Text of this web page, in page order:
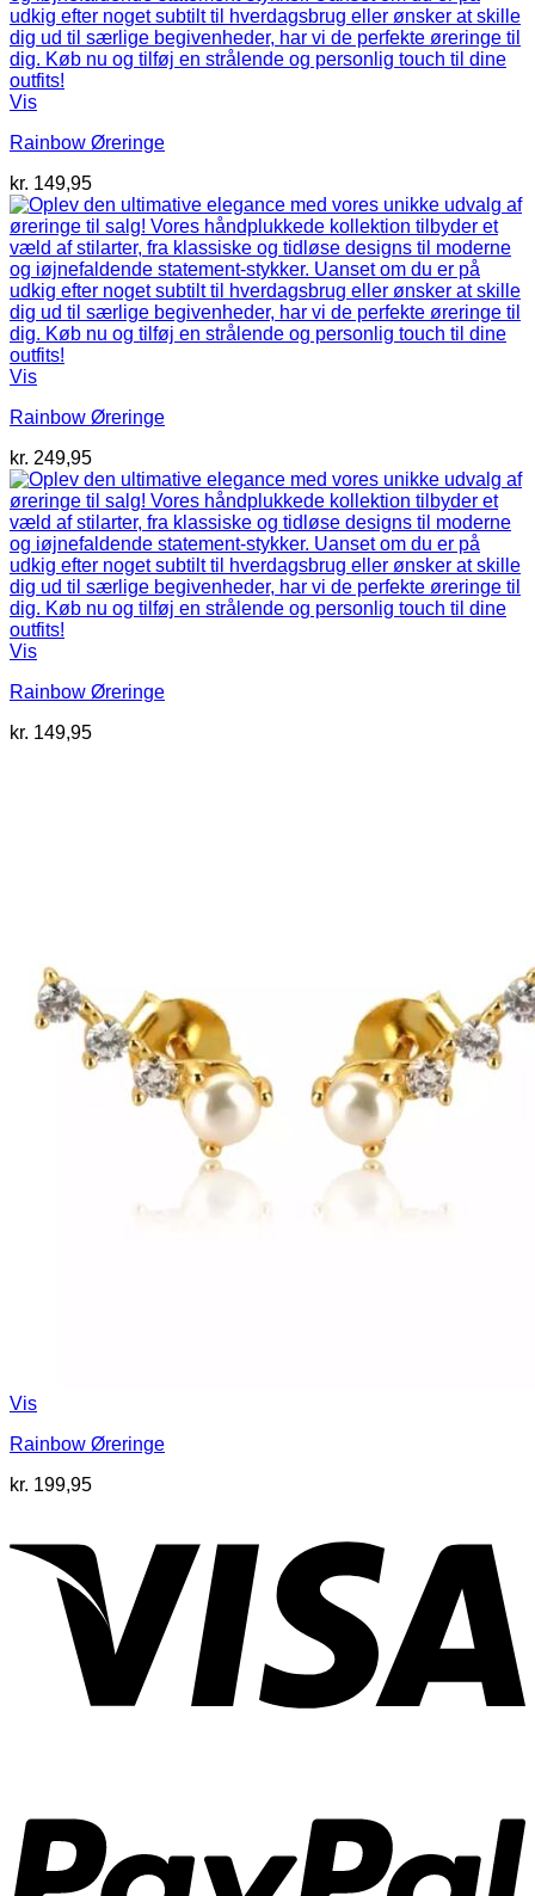
Vis
Rainbow Øreringe
kr. 149,95
Vis
Rainbow Øreringe
kr. 249,95
Vis
Rainbow Øreringe
kr. 149,95
Vis
Rainbow Øreringe
kr. 199,95